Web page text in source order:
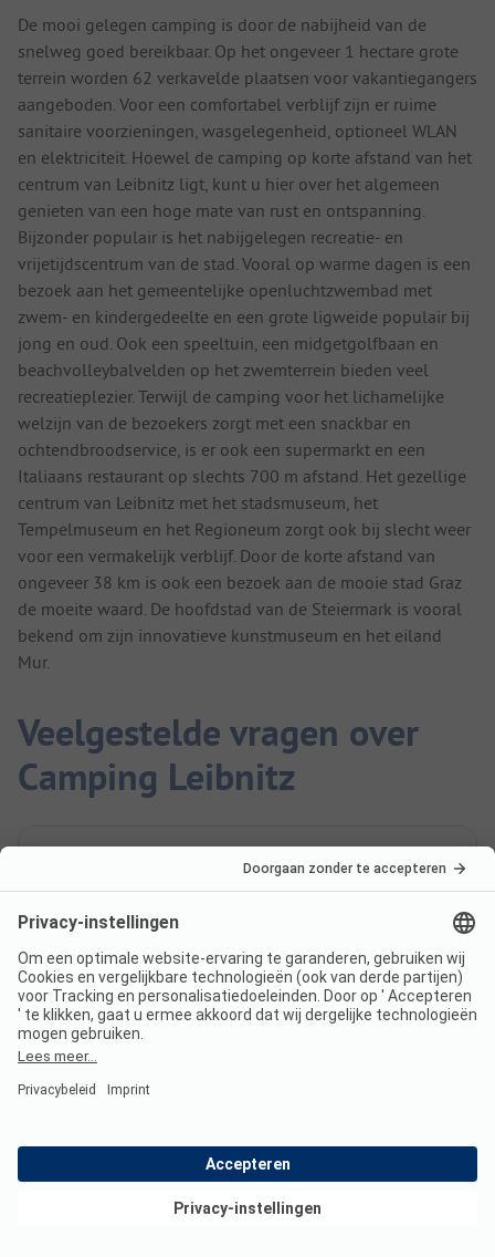
De mooi gelegen camping is door de nabijheid van de
snelweg goed bereikbaar. Op het ongeveer 1 hectare grote
terrein worden 62 verkavelde plaatsen voor vakantiegangers
aangeboden. Voor een comfortabel verblijf zijn er ruime
sanitaire voorzieningen, wasgelegenheid, optioneel WLAN
en elektriciteit. Hoewel de camping op korte afstand van het
centrum van Leibnitz ligt, kunt u hier over het algemeen
genieten van een hoge mate van rust en ontspanning.
Bijzonder populair is het nabijgelegen recreatie- en
vrijetijdscentrum van de stad. Vooral op warme dagen is een
bezoek aan het gemeentelijke openluchtzwembad met
zwem- en kindergedeelte en een grote ligweide populair bij
jong en oud. Ook een speeltuin, een midgetgolfbaan en
beachvolleybalvelden op het zwemterrein bieden veel
recreatieplezier. Terwijl de camping voor het lichamelijke
welzijn van de bezoekers zorgt met een snackbar en
ochtendbroodservice, is er ook een supermarkt en een
Italiaans restaurant op slechts 700 m afstand. Het gezellige
centrum van Leibnitz met het stadsmuseum, het
Tempelmuseum en het Regioneum zorgt ook bij slecht weer
voor een vermakelijk verblijf. Door de korte afstand van
ongeveer 38 km is ook een bezoek aan de mooie stad Graz
de moeite waard. De hoofdstad van de Steiermark is vooral
bekend om zijn innovatieve kunstmuseum en het eiland
Mur.
Veelgestelde vragen over
Camping Leibnitz
Hoeveel kost een verblijf op
Camping Leibnitz?
De prijzen voor Camping Leibnitz kunnen variëren
afhankelijk van het verblijf (bijv. gekozen periode,
personen).Lees meer over de prijzen op deze
pagina.
Heeft Camping Leibnitz sanitair
Bekijk deals